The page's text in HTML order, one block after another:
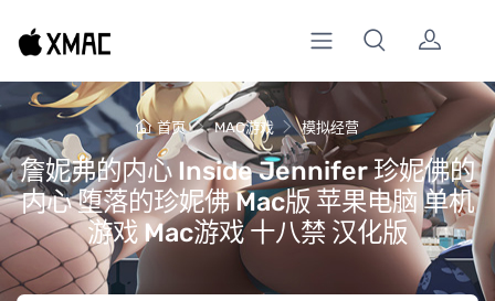
首页 MAC游戏 模拟经营
詹妮弗的内心 Inside Jennifer 珍妮佛的
内心 堕落的珍妮佛 Mac版 苹果电脑 单机
游戏 Mac游戏 十八禁 汉化版